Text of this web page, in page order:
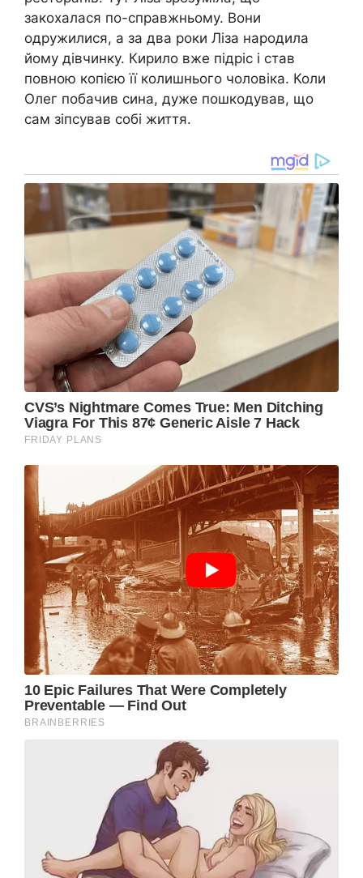
закохалася по-справжньому. Вони
одружилися, а за два роки Ліза нapoдила
йому дівчинку. Кирило вже підріс і став
повною копією її колишнього чоловіка. Коли
Олег побачив сина, дуже пошкодував, що
сам зіпсував собі життя.